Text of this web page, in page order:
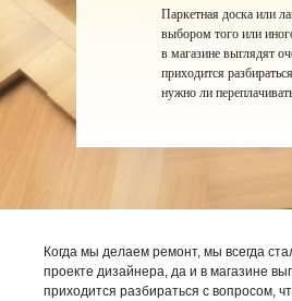
Паркетная доска или
выбором того или
в магазине выглядят
приходится
нужно ли
Когда мы делаем ремонт, мы всегда
проекте дизайнера, да и в магазине
приходится разбираться с вопросом,